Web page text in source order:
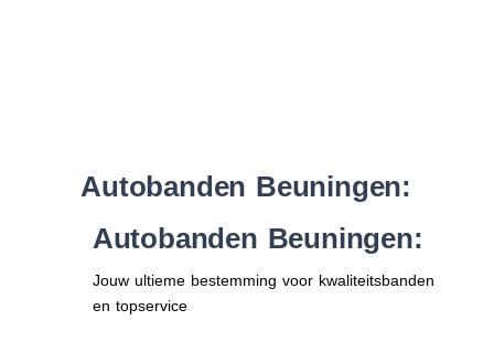
Autobanden Beuningen:
Autobanden Beuningen:
Jouw ultieme bestemming voor kwaliteitsbanden
en topservice